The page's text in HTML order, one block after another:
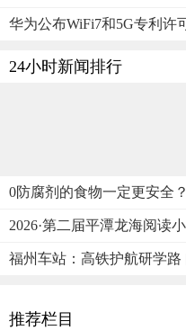
华为公布WiFi7和5G专利许
24小时新闻排行
0防腐剂的食物一定更安全
2026·第二届平潭龙海阅读
福州车站：高铁护航研学路
推荐栏目